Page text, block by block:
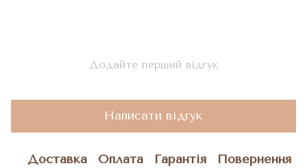
Додайте перший відгук
Написати відгук
Доставка Оплата Гарантія Повернення